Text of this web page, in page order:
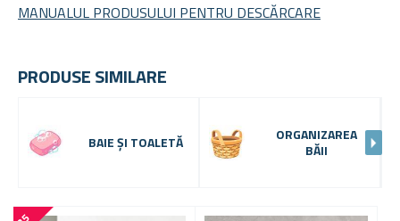
MANUALUL PRODUSULUI PENTRU DESCĂRCARE
PRODUSE SIMILARE
BAIE ȘI TOALETĂ
ORGANIZAREA
BĂII